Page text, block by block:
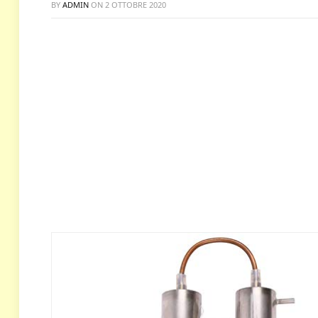
BY ADMIN ON 2 OTTOBRE 2020